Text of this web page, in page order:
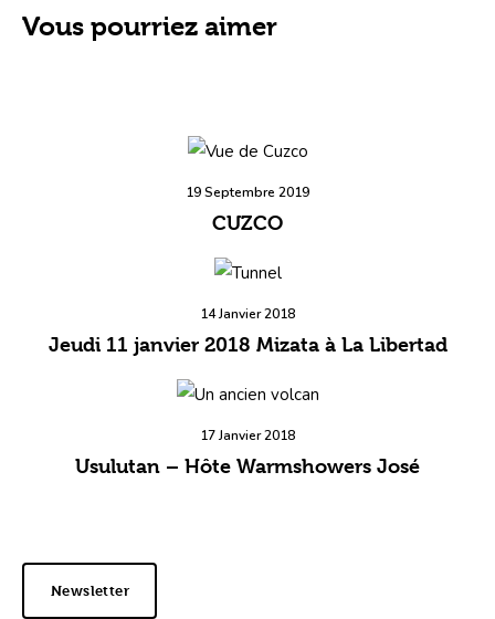
Vous pourriez aimer
19 Septembre 2019
CUZCO
14 Janvier 2018
Jeudi 11 janvier 2018 Mizata à La Libertad
17 Janvier 2018
Usulutan – Hôte Warmshowers José
Newsletter